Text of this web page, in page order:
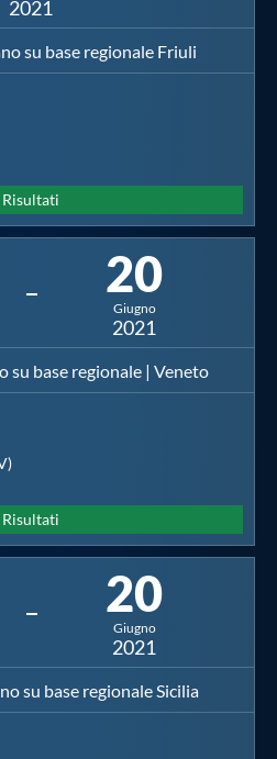
2021
su base regionale Friuli
Risultati
20
Giugno
2021
Campionato Italiano su base regionale | Veneto
Risultati
20
Giugno
2021
su base regionale Sicilia